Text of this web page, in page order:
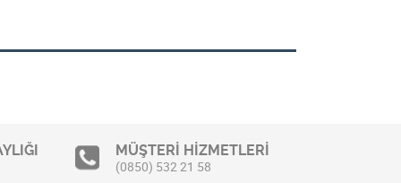
MÜŞTERİ HİZMETLERİ
(0850) 532 21 58